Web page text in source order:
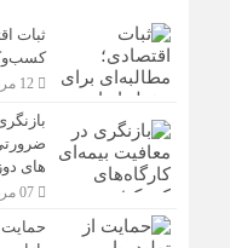
ثبات
12 مرداد 1405 - 12:15
های
07 مرداد 1405 - 12:33
حمایت